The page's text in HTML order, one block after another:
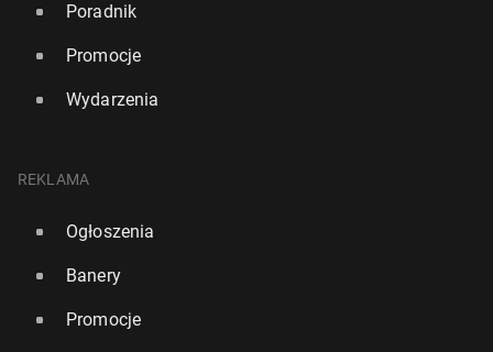
Poradnik
Promocje
Wydarzenia
REKLAMA
Ogłoszenia
Banery
Promocje